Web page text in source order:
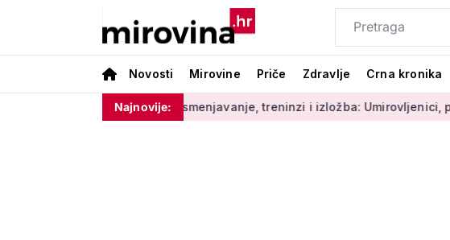
Novosti Mirovine Priče Zdravlje Crna kronika
Najnovije:
digitalno opismenjavanje, treninzi i izložba: Umirovljenici, prijavite se